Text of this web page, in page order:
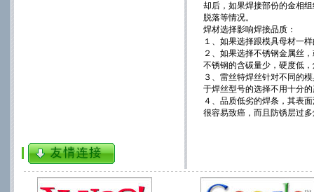
却后，如果焊接部份的金相
脱落等情况。
焊材选择影响焊接品质：
１、如果选择跟模具母材一
２、如果选择不锈钢金属丝
不锈钢的含碳量少，硬度低
３、雷丝特焊丝针对不同的
于焊丝型号的选择不用十分
４、品质低劣的焊条，其表
很容易致癌，而且防锈层过